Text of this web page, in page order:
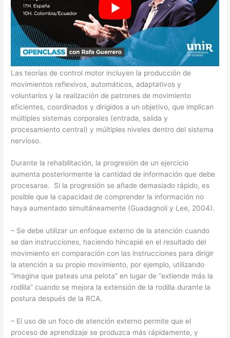
Juego de actividades sobre las marcas de manos y pies – Edx
Education
Las teorías de control motor incluyen la producción de
movimientos reflexivos, automáticos, adaptativos y
voluntarios y la realización de patrones de movimiento
eficientes, coordinados y dirigidos a un objetivo, que implican
múltiples sistemas corporales (entrada, salida y
procesamiento central) y múltiples niveles dentro del sistema
nervioso.
Durante la rehabilitación, la progresión de un ejercicio
aumenta posteriormente la cantidad de información que debe
procesarse. Si la progresión se añade demasiado rápido, es
posible que la capacidad de comprender la información no
haya aumentado simultáneamente (Guadagnoli y Lee, 2004).
– Se debe utilizar un enfoque externo de la atención cuando
se dan instrucciones, haciendo hincapié en el resultado del
movimiento en comparación con las instrucciones para dirigir
la atención a su propio movimiento, por ejemplo, utilizando
“imagina que pateas una pelota” en lugar de “extiende más la
rodilla” cuando se mejora la extensión de la rodilla durante la
postura después de la RCA.
– El uso de un foco de atención externo permite que el
proceso de aprendizaje se produzca más rápidamente, y